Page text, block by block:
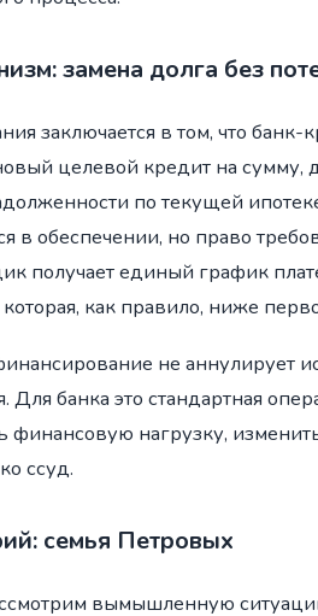
замена долга без
заключается в том, что
целевой кредит на сумму,
по текущей
в обеспечении, но право
получает единый график
как правило, ниже
не аннулирует
Для банка это стандартная
финансовую нагрузку,
ссуд.
семья Петровых
вымышленную